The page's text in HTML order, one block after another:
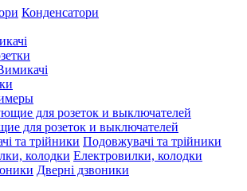
Конденсатори
для розеток и выключателей
Подовжувачі та трійники
Електровилки, колодки
Дверні дзвоники